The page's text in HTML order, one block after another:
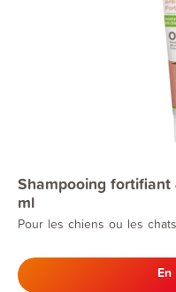
Shampooing
ml
Pour les chiens ou les